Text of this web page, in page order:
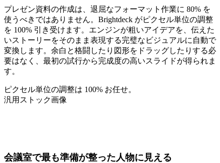
プレゼン資料の作成は、退屈なフォーマット作業に 80% を
使うべきではありません。Brightdeck がピクセル単位の調整
を 100% 引き受けます。エンジンが粗いアイデアを、伝えた
いストーリーをそのまま表現する完璧なビジュアルに自動で
変換します。余白と格闘したり図形をドラッグしたりする必
要はなく、最初の試行から完成度の高いスライドが得られま
す。
ピクセル単位の調整は 100% お任せ。
汎用ストック画像
会議室で最も準備が整った人物に見える